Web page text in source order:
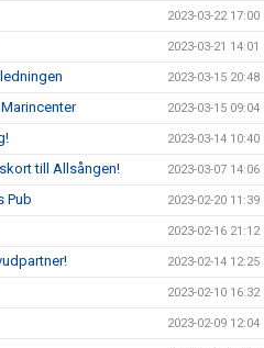
2023-03-22 17:00
2023-03-21 14:01
2023-03-15 20:48
2023-03-15 09:04
2023-03-14 10:40
till Allsången! 2023-03-07 14:06
Pub 2023-02-20 11:39
2023-02-16 21:12
2023-02-14 12:25
2023-02-10 16:32
2023-02-09 12:04